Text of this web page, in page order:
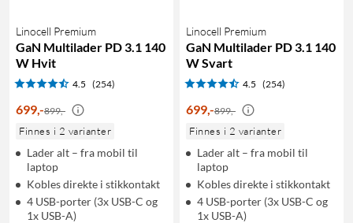
Linocell Premium
GaN Multilader PD 3.1 140
W Hvit
4.5 (254)
699,-899,-
Finnes i 2 varianter
Lader alt – fra mobil til
laptop
Kobles direkte i stikkontakt
4 USB-porter (3x USB-C og
1x USB-A)
Linocell Premium
GaN Multilader PD 3.1 140
W Svart
4.5 (254)
699,-899,-
Finnes i 2 varianter
Lader alt – fra mobil til
laptop
Kobles direkte i stikkontakt
4 USB-porter (3x USB-C og
1x USB-A)